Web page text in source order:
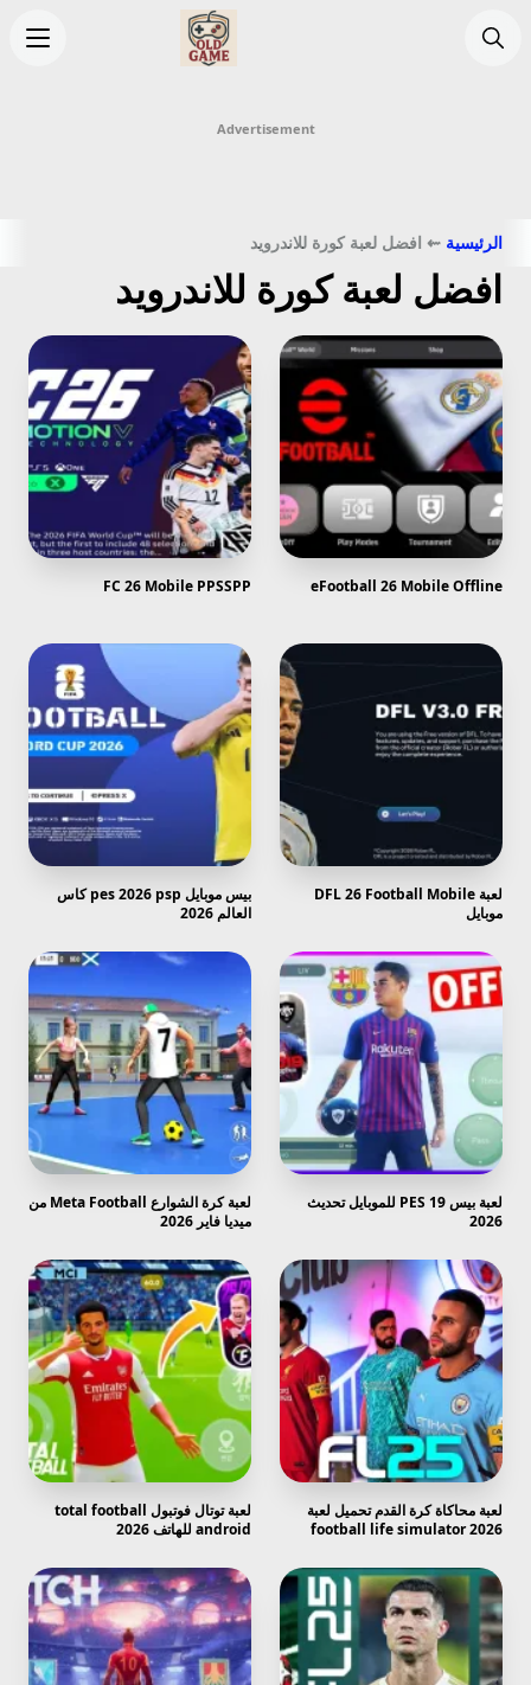
Advertisement
الرئيسية ⇜ افضل لعبة كورة للاندرويد
افضل لعبة كورة للاندرويد
eFootball 26 Mobile Offline
FC 26 Mobile PPSSPP
لعبة DFL 26 Football Mobile
موبايل
بيس موبايل pes 2026 psp كاس
العالم 2026
لعبة بيس PES 19 للموبايل تحديث
2026
لعبة كرة الشوارع Meta Football من
ميديا فاير 2026
لعبة محاكاة كرة القدم تحميل لعبة
football life simulator 2026
لعبة توتال فوتبول total football
android للهاتف 2026